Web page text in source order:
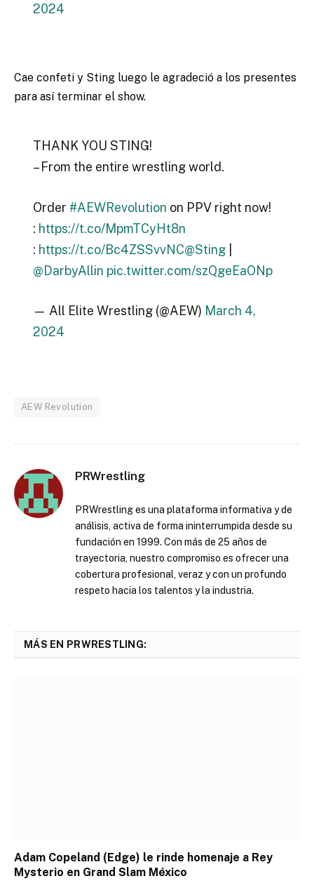
2024
Cae confeti y Sting luego le agradeció a los presentes
para así terminar el show.
THANK YOU STING!
– From the entire wrestling world.
Order #AEWRevolution on PPV right now!
: https://t.co/MpmTCyHt8n
: https://t.co/Bc4ZSSvvNC@Sting|
@DarbyAllin pic.twitter.com/szQgeEaONp
— All Elite Wrestling (@AEW) March 4,
2024
AEW Revolution
PRWrestling
PRWrestling es una plataforma informativa y de
análisis, activa de forma ininterrumpida desde su
fundación en 1999. Con más de 25 años de
trayectoria, nuestro compromiso es ofrecer una
cobertura profesional, veraz y con un profundo
respeto hacia los talentos y la industria.
MÁS EN PRWRESTLING:
Adam Copeland (Edge) le rinde homenaje a Rey
Mysterio en Grand Slam México